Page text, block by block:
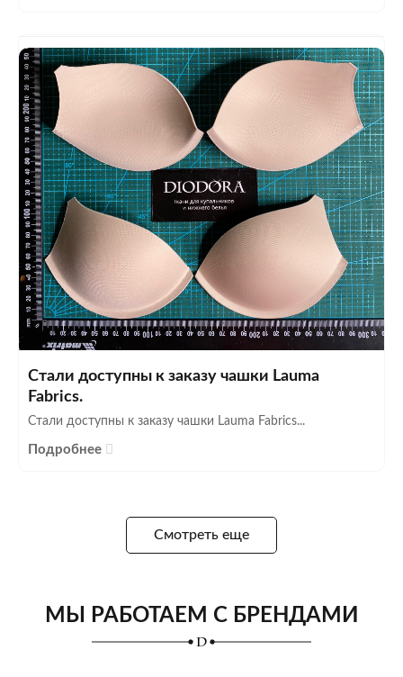
Стали доступны к заказу чашки Lauma
Fabrics.
Стали доступны к заказу чашки Lauma Fabrics...
Подробнее
Смотреть еще
МЫ РАБОТАЕМ С БРЕНДАМИ